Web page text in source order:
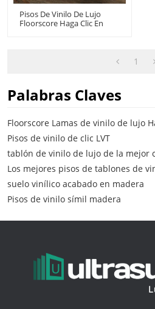
Pisos De Vinilo De Lujo
Floorscore Haga Clic En
1
Palabras Claves
Floorscore Lamas de vinilo de lujo
Pisos de vinilo de clic LVT
tablón de vinilo de lujo de la mejor
Los mejores pisos de tablones de
suelo vinílico acabado en madera
Pisos de vinilo símil madera